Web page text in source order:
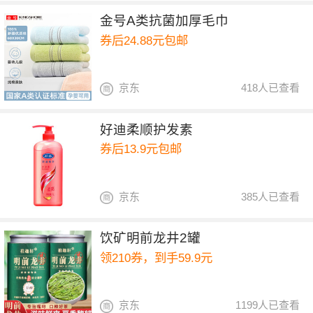
金号A类抗菌加厚毛巾
券后24.88元包邮
418人已查看
京东
好迪柔顺护发素
券后13.9元包邮
385人已查看
京东
饮矿明前龙井2罐
领210券，到手59.9元
1199人已查看
京东